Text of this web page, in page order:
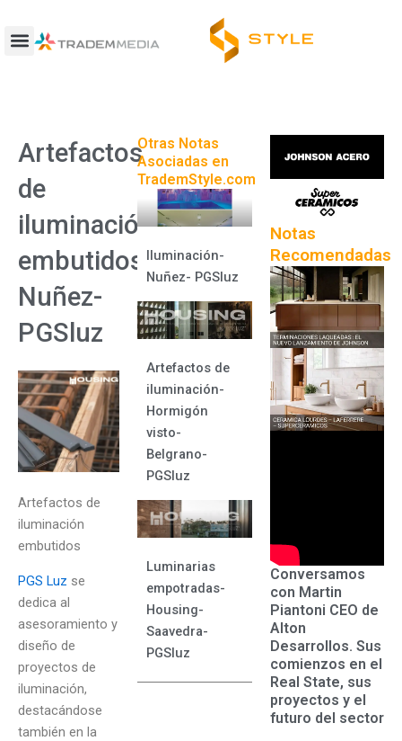
contenido
Artefactos
de
iluminación
embutidos-
Nuñez-
PGSluz
Artefactos de
iluminación
embutidos
PGS Luz se
dedica al
asesoramiento y
diseño de
proyectos de
iluminación,
destacándose
también en la
Otras Notas
Asociadas en
TrademStyle.com
Iluminación-
Nuñez- PGSluz
Artefactos de
iluminación-
Hormigón
visto-
Belgrano-
PGSluz
Luminarias
empotradas-
Housing-
Saavedra-
PGSluz
Notas
Recomendadas
Conversamos
con Martin
Piantoni CEO de
Alton
Desarrollos. Sus
comienzos en el
Real State, sus
proyectos y el
futuro del sector